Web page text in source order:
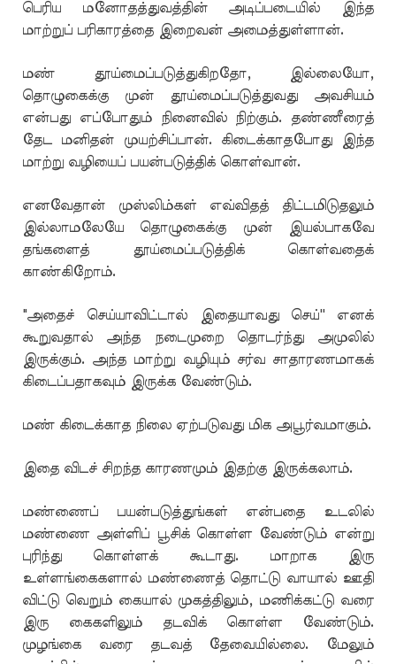
பெரிய மனோதத்துவத்தின் அடிப்படையில் இந்த
மாற்றுப் பரிகாரத்தை இறைவன் அமைத்துள்ளான்.
மண் தூய்மைப்படுத்துகிறதோ, இல்லையோ,
தொழுகைக்கு முன் தூய்மைப்படுத்துவது அவசியம்
என்பது எப்போதும் நினைவில் நிற்கும். தண்ணீரைத்
தேட மனிதன் முயற்சிப்பான். கிடைக்காதபோது இந்த
மாற்று வழியைப் பயன்படுத்திக் கொள்வான்.
எனவேதான் முஸ்லிம்கள் எவ்விதத் திட்டமிடுதலும்
இல்லாமலேயே தொழுகைக்கு முன் இயல்பாகவே
தங்களைத் தூய்மைப்படுத்திக் கொள்வதைக்
காண்கிறோம்.
"அதைச் செய்யாவிட்டால் இதையாவது செய்'' எனக்
கூறுவதால் அந்த நடைமுறை தொடர்ந்து அமுலில்
இருக்கும். அந்த மாற்று வழியும் சர்வ சாதாரணமாகக்
கிடைப்பதாகவும் இருக்க வேண்டும்.
மண் கிடைக்காத நிலை ஏற்படுவது மிக அபூர்வமாகும்.
இதை விடச் சிறந்த காரணமும் இதற்கு இருக்கலாம்.
மண்ணைப் பயன்படுத்துங்கள் என்பதை உடலில்
மண்ணை அள்ளிப் பூசிக் கொள்ள வேண்டும் என்று
புரிந்து கொள்ளக் கூடாது. மாறாக இரு
உள்ளங்கைகளால் மண்ணைத் தொட்டு வாயால் ஊதி
விட்டு வெறும் கையால் முகத்திலும், மணிக்கட்டு வரை
இரு கைகளிலும் தடவிக் கொள்ள வேண்டும்.
முழங்கை வரை தடவத் தேவையில்லை. மேலும்